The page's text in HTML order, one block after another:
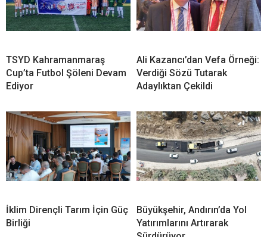
TSYD Kahramanmaraş
Cup’ta Futbol Şöleni Devam
Ediyor
Ali Kazancı’dan Vefa Örneği:
Verdiği Sözü Tutarak
Adaylıktan Çekildi
İklim Dirençli Tarım İçin Güç
Birliği
Büyükşehir, Andırın’da Yol
Yatırımlarını Artırarak